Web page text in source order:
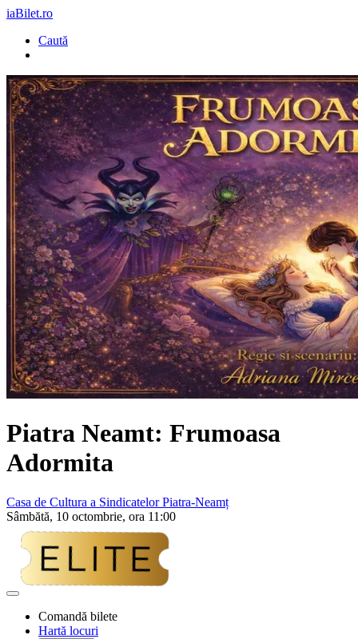
iaBilet.ro
Caută
Piatra Neamt: Frumoasa
Adormita
Casa de Cultura a Sindicatelor Piatra-Neamț
Sâmbătă, 10 octombrie, ora 11:00
Adaugă
favoriteComandă bilete
Hartă locuri